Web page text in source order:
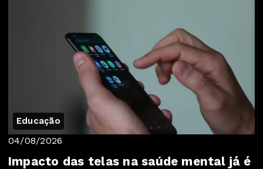
Educação
04/08/2026
Impacto das telas na saúde mental já é